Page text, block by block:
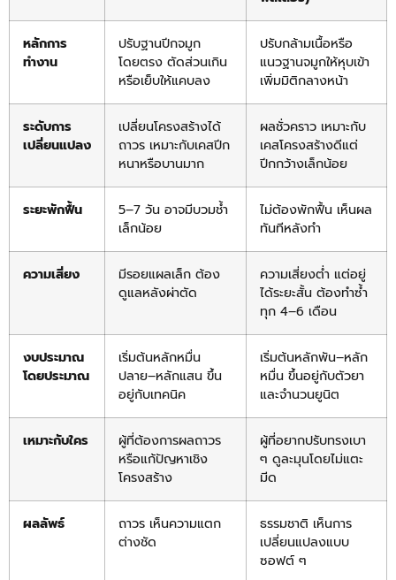
หลักการ
ทำงาน
ปรับฐานปีกจมูก
โดยตรง ตัดส่วนเกิน
หรือเย็บให้แคบลง
ปรับกล้ามเนื้อหรือ
แนวฐานจมูกให้หุบเข้า
เพิ่มมิติกลางหน้า
ระดับการ
เปลี่ยนแปลง
เปลี่ยนโครงสร้างได้
ถาวร เหมาะกับเคสปีก
หนาหรือบานมาก
ผลชั่วคราว เหมาะกับ
เคสโครงสร้างดีแต่
ปีกกว้างเล็กน้อย
ระยะพักฟื้น
5–7 วัน อาจมีบวมช้ำ
เล็กน้อย
ไม่ต้องพักฟื้น เห็นผล
ทันทีหลังทำ
ความเสี่ยง
มีรอยแผลเล็ก ต้อง
ดูแลหลังผ่าตัด
ความเสี่ยงต่ำ แต่อยู่
ได้ระยะสั้น ต้องทำซ้ำ
ทุก 4–6 เดือน
งบประมาณ
โดยประมาณ
เริ่มต้นหลักหมื่น
ปลาย–หลักแสน ขึ้น
อยู่กับเทคนิค
เริ่มต้นหลักพัน–หลัก
หมื่น ขึ้นอยู่กับตัวยา
และจำนวนยูนิต
เหมาะกับใคร
ผู้ที่ต้องการผลถาวร
หรือแก้ปัญหาเชิง
โครงสร้าง
ผู้ที่อยากปรับทรงเบา
ๆ ดูละมุนโดยไม่แตะ
มีด
ผลลัพธ์
ถาวร เห็นความแตก
ต่างชัด
ธรรมชาติ เห็นการ
เปลี่ยนแปลงแบบ
ซอฟต์ ๆ